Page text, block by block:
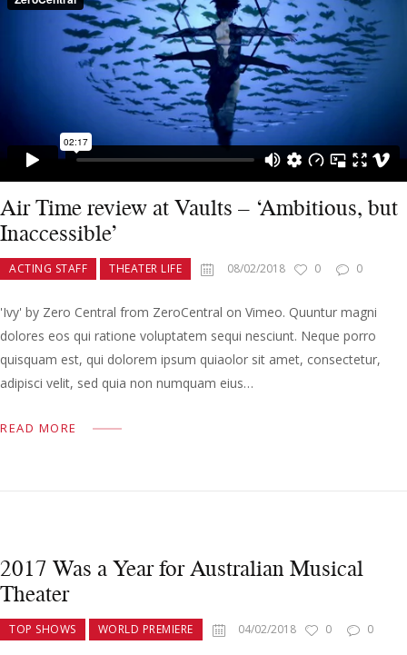
Air Time review at Vaults – ‘Ambitious, but
Inaccessible’
ACTING STAFF THEATER LIFE 08/02/2018 0 0
'Ivy' by Zero Central from ZeroCentral on Vimeo. Quuntur magni
dolores eos qui ratione voluptatem sequi nesciunt. Neque porro
quisquam est, qui dolorem ipsum quiaolor sit amet, consectetur,
adipisci velit, sed quia non numquam eius…
READ MORE
2017 Was a Year for Australian Musical
Theater
TOP SHOWS WORLD PREMIERE 04/02/2018 0 0